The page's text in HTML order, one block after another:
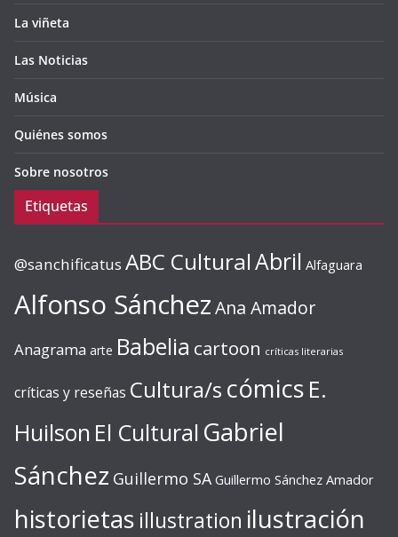
La viñeta
Las Noticias
Música
Quiénes somos
Sobre nosotros
Etiquetas
@sanchificatus ABC CulturalAbril Alfaguara
Alfonso SánchezAna Amador
Anagrama arte Babelia cartoon críticas literarias
críticas y reseñas Cultura/s cómics E.
Huilson El Cultural Gabriel
Sánchez Guillermo SA Guillermo Sánchez Amador
historietas illustration ilustración